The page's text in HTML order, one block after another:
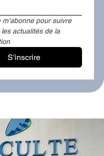
m'abonne pour suivre
les actualités de la
S'inscrire